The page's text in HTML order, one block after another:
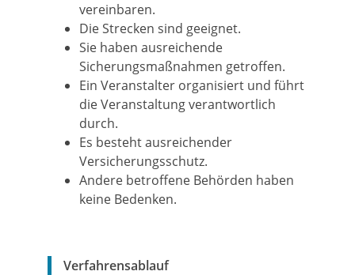
vereinbaren.
Die Strecken sind geeignet.
Sie haben ausreichende
Sicherungsmaßnahmen getroffen.
Ein Veranstalter organisiert und führt
die Veranstaltung verantwortlich
durch.
Es besteht ausreichender
Versicherungsschutz.
Andere betroffene Behörden haben
keine Bedenken.
Verfahrensablauf